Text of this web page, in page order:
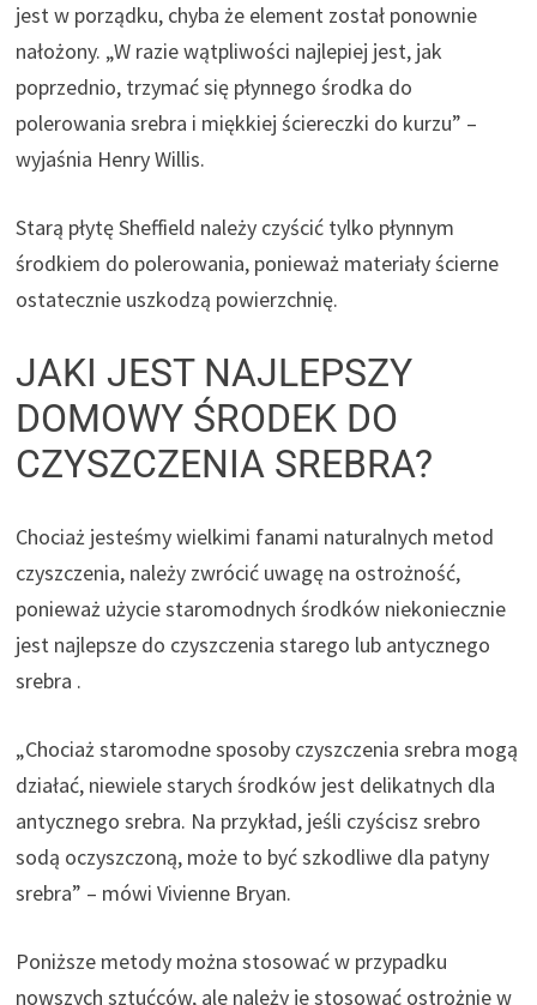
jest w porządku, chyba że element został ponownie
nałożony. „W razie wątpliwości najlepiej jest, jak
poprzednio, trzymać się płynnego środka do
polerowania srebra i miękkiej ściereczki do kurzu” –
wyjaśnia Henry Willis.
Starą płytę Sheffield należy czyścić tylko płynnym
środkiem do polerowania, ponieważ materiały ścierne
ostatecznie uszkodzą powierzchnię.
JAKI JEST NAJLEPSZY
DOMOWY ŚRODEK DO
CZYSZCZENIA SREBRA?
Chociaż jesteśmy wielkimi fanami naturalnych metod
czyszczenia, należy zwrócić uwagę na ostrożność,
ponieważ użycie staromodnych środków niekoniecznie
jest najlepsze do czyszczenia starego lub antycznego
srebra .
„Chociaż staromodne sposoby czyszczenia srebra mogą
działać, niewiele starych środków jest delikatnych dla
antycznego srebra. Na przykład, jeśli czyścisz srebro
sodą oczyszczoną, może to być szkodliwe dla patyny
srebra” – mówi Vivienne Bryan.
Poniższe metody można stosować w przypadku
nowszych sztućców, ale należy je stosować ostrożnie w